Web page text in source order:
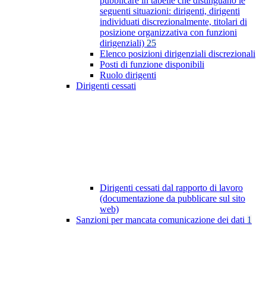
seguenti situazioni: dirigenti, dirigenti
individuati discrezionalmente, titolari di
posizione organizzativa con funzioni
dirigenziali) 25
Elenco posizioni dirigenziali discrezionali
Posti di funzione disponibili
Ruolo dirigenti
Dirigenti cessati
Dirigenti cessati dal rapporto di lavoro
(documentazione da pubblicare sul sito
web)
Sanzioni per mancata comunicazione dei dati 1